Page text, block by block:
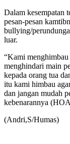
Dalam kesempatan
pesan-pesan
bullying/
luar.
“Kami
menghindari main
kepada orang tua
itu kami himbau
dan jangan mudah
kebenarannya
(Andri,S/Humas)